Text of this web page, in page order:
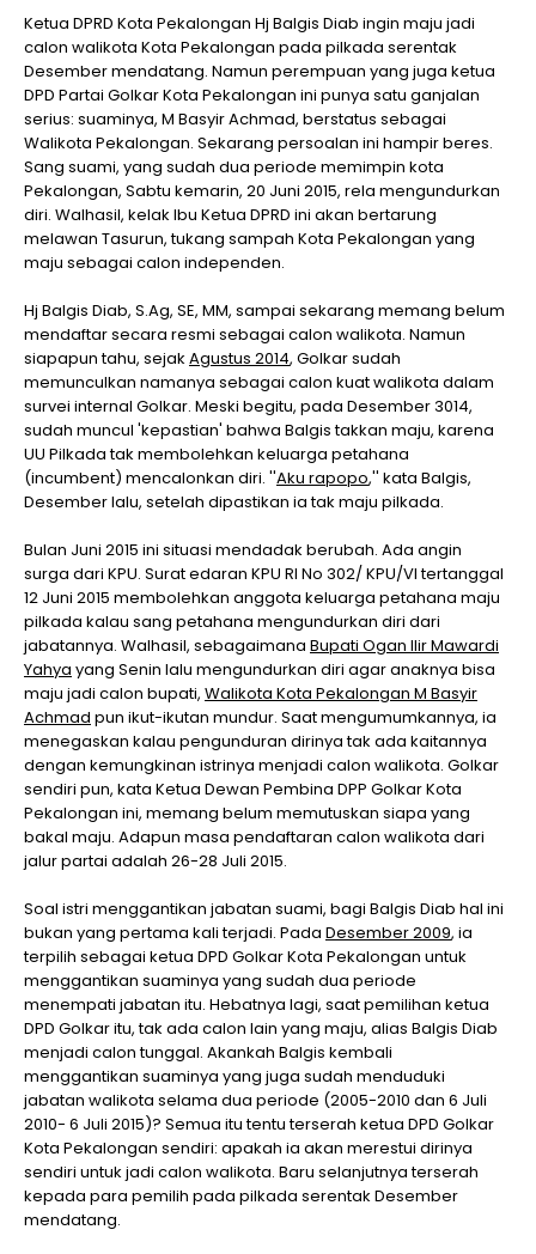
Ketua DPRD Kota Pekalongan Hj Balgis Diab ingin maju jadi
calon walikota Kota Pekalongan pada pilkada serentak
Desember mendatang. Namun perempuan yang juga ketua
DPD Partai Golkar Kota Pekalongan ini punya satu ganjalan
serius: suaminya, M Basyir Achmad, berstatus sebagai
Walikota Pekalongan. Sekarang persoalan ini hampir beres.
Sang suami, yang sudah dua periode memimpin kota
Pekalongan, Sabtu kemarin, 20 Juni 2015, rela mengundurkan
diri. Walhasil, kelak Ibu Ketua DPRD ini akan bertarung
melawan Tasurun, tukang sampah Kota Pekalongan yang
maju sebagai calon independen.
Hj Balgis Diab, S.Ag, SE, MM, sampai sekarang memang belum
mendaftar secara resmi sebagai calon walikota. Namun
siapapun tahu, sejak Agustus 2014, Golkar sudah
memunculkan namanya sebagai calon kuat walikota dalam
survei internal Golkar. Meski begitu, pada Desember 3014,
sudah muncul 'kepastian' bahwa Balgis takkan maju, karena
UU Pilkada tak membolehkan keluarga petahana
(incumbent) mencalonkan diri. ''Aku rapopo,'' kata Balgis,
Desember lalu, setelah dipastikan ia tak maju pilkada.
Bulan Juni 2015 ini situasi mendadak berubah. Ada angin
surga dari KPU. Surat edaran KPU RI No 302/ KPU/VI tertanggal
12 Juni 2015 membolehkan anggota keluarga petahana maju
pilkada kalau sang petahana mengundurkan diri dari
jabatannya. Walhasil, sebagaimana Bupati Ogan Ilir Mawardi
Yahya yang Senin lalu mengundurkan diri agar anaknya bisa
maju jadi calon bupati, Walikota Kota Pekalongan M Basyir
Achmad pun ikut-ikutan mundur. Saat mengumumkannya, ia
menegaskan kalau pengunduran dirinya tak ada kaitannya
dengan kemungkinan istrinya menjadi calon walikota. Golkar
sendiri pun, kata Ketua Dewan Pembina DPP Golkar Kota
Pekalongan ini, memang belum memutuskan siapa yang
bakal maju. Adapun masa pendaftaran calon walikota dari
jalur partai adalah 26-28 Juli 2015.
Soal istri menggantikan jabatan suami, bagi Balgis Diab hal ini
bukan yang pertama kali terjadi. Pada Desember 2009, ia
terpilih sebagai ketua DPD Golkar Kota Pekalongan untuk
menggantikan suaminya yang sudah dua periode
menempati jabatan itu. Hebatnya lagi, saat pemilihan ketua
DPD Golkar itu, tak ada calon lain yang maju, alias Balgis Diab
menjadi calon tunggal. Akankah Balgis kembali
menggantikan suaminya yang juga sudah menduduki
jabatan walikota selama dua periode (2005-2010 dan 6 Juli
2010- 6 Juli 2015)? Semua itu tentu terserah ketua DPD Golkar
Kota Pekalongan sendiri: apakah ia akan merestui dirinya
sendiri untuk jadi calon walikota. Baru selanjutnya terserah
kepada para pemilih pada pilkada serentak Desember
mendatang.